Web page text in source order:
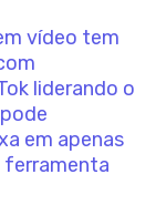
vídeo tem
liderando o
em apenas
ferramenta